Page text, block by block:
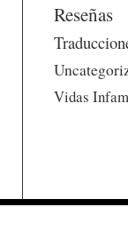
Reseñas
Vidas